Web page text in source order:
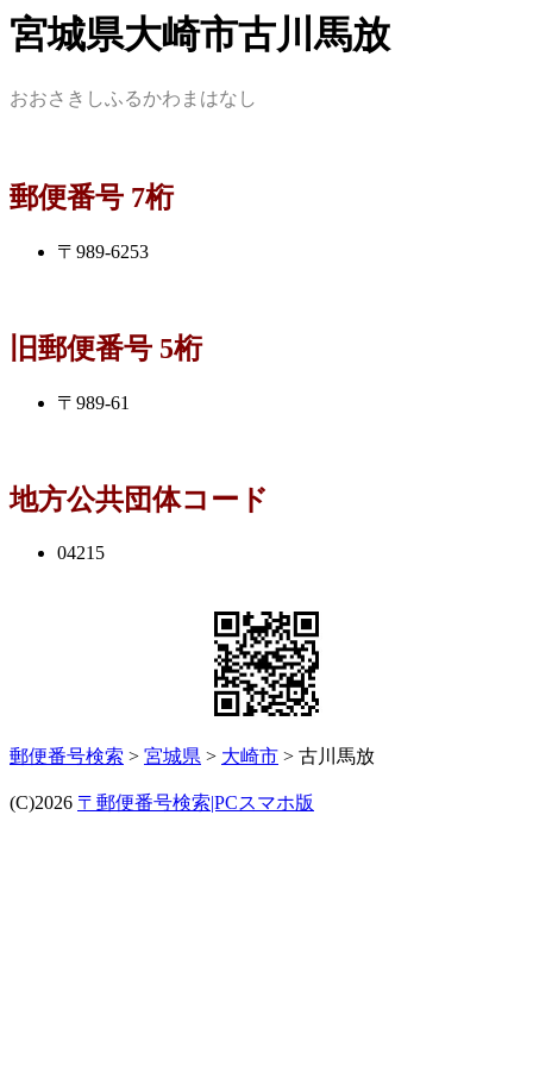
宮城県大崎市古川馬放
おおさきしふるかわまはなし
郵便番号 7桁
〒989-6253
旧郵便番号 5桁
〒989-61
地方公共団体コード
04215
郵便番号検索 > 宮城県 > 大崎市 > 古川馬放
(C)2026 〒郵便番号検索|PCスマホ版